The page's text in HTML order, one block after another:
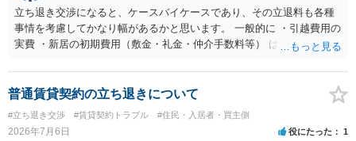
に否定するものではなく、引渡しがされていれば賃貸借の効力は原則
有効とされています。 今後の交渉では、①現在は普通借家契約が継続
しており定期借家への変更に合意していないこと、②貸主側の事情
（誰が所有者で誰が実際に住む予定か等）を具体的に書面で説明して
ほしいこと、③自分たちの居住継続の必要性を丁寧に伝えること、を
基本方針としたうえで、仮に一定時期の退去を検討する場合には、立
退料・引越費用・原状回復費用負担などの条件を明確にした書面を作
成することが重要です。 契約書では、更新条項・解除条項・期間の定
め・定期借家に関する記載の有無、これまでの更新時の合意内容
立ち退き交渉になると、ケースバイケースであり、その立退料も各種
事情を考慮してかなり幅があるかと思います。 一般的に ・引越費用の
実費 ・新居の初期費用（敷金・礼金・仲介手数料等） は固い部分かと
ターンが多いかと存じます。
普通賃貸契約の立ち退きについて
#立ち退き交渉 #賃貸契約トラブル #住民・入居者・買主側
2026年7月6日 役にたった 1